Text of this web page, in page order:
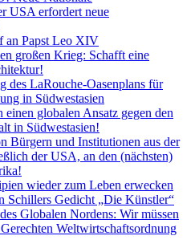
USA erfordert neue
an Papst Leo XIV
großen Krieg: Schafft eine
des LaRouche-Oasenplans für
in Südwestasien
globalen Ansatz gegen den
in Südwestasien!
Bürgern und Institutionen aus der
der USA, an den (nächsten)
wieder zum Leben erwecken
Schillers Gedicht „Die Künstler“
Globalen Nordens: Wir müssen
Weltwirtschaftsordnung